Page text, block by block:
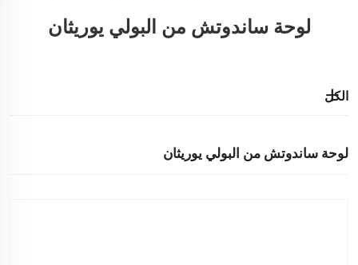
لوحة ساندوتش من البولي يوريثان
الكل
لوحة ساندوتش من البولي يوريثان